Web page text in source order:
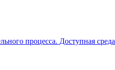
процесса. Доступная среда